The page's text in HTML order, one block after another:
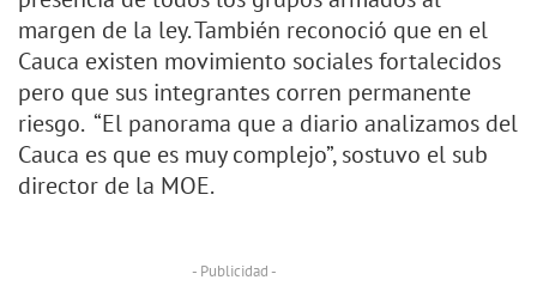
margen de la ley. También reconoció que en el
Cauca existen movimiento sociales fortalecidos
pero que sus integrantes corren permanente
riesgo. “El panorama que a diario analizamos del
Cauca es que es muy complejo”, sostuvo el sub
director de la MOE.
- Publicidad -